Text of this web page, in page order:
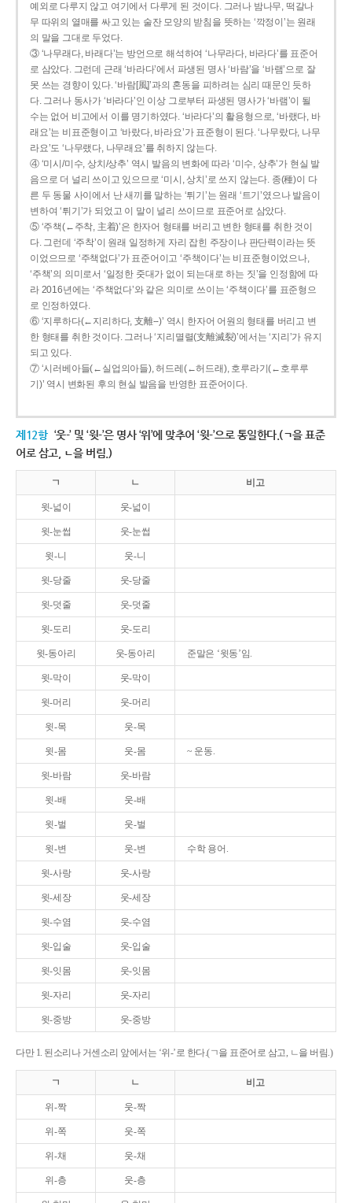
예외로 다루지 않고 여기에서 다루게 된 것이다. 그러나 밤나무, 떡갈나
무 따위의 열매를 싸고 있는 술잔 모양의 받침을 뜻하는 ‘깍정이’는 원래
의 말을 그대로 두었다.
③ ‘나무래다, 바래다’는 방언으로 해석하여 ‘나무라다, 바라다’를 표준어
로 삼았다. 그런데 근래 ‘바라다’에서 파생된 명사 ‘바람’을 ‘바램’으로 잘
못 쓰는 경향이 있다. ‘바람[風]’과의 혼동을 피하려는 심리 때문인 듯하
다. 그러나 동사가 ‘바라다’인 이상 그로부터 파생된 명사가 ‘바램’이 될
수는 없어 비고에서 이를 명기하였다. ‘바라다’의 활용형으로, ‘바랬다, 바
래요’는 비표준형이고 ‘바랐다, 바라요’가 표준형이 된다. ‘나무랐다, 나무
라요’도 ‘나무랬다, 나무래요’를 취하지 않는다.
④ ‘미시/미수, 상치/상추’ 역시 발음의 변화에 따라 ‘미수, 상추’가 현실 발
음으로 더 널리 쓰이고 있으므로 ‘미시, 상치’로 쓰지 않는다. 종(種)이 다
른 두 동물 사이에서 난 새끼를 말하는 ‘튀기’는 원래 ‘트기’였으나 발음이
변하여 ‘튀기’가 되었고 이 말이 널리 쓰이므로 표준어로 삼았다.
⑤ ‘주책(←주착, 主着)’은 한자어 형태를 버리고 변한 형태를 취한 것이
다. 그런데 ‘주착’이 원래 일정하게 자리 잡힌 주장이나 판단력이라는 뜻
이었으므로 ‘주책없다’가 표준어이고 ‘주책이다’는 비표준형이었으나,
‘주책’의 의미로서 ‘일정한 줏대가 없이 되는대로 하는 짓’을 인정함에 따
라 2016년에는 ‘주책없다’와 같은 의미로 쓰이는 ‘주책이다’를 표준형으
로 인정하였다.
⑥ ‘지루하다(←지리하다, 支離--)’ 역시 한자어 어원의 형태를 버리고 변
한 형태를 취한 것이다. 그러나 ‘지리멸렬(支離滅裂)’에서는 ‘지리’가 유지
되고 있다.
⑦ ‘시러베아들(←실업의아들), 허드레(←허드래), 호루라기(←호루루
기)’ 역시 변화된 후의 현실 발음을 반영한 표준어이다.
제12항 ‘웃-’ 및 ‘윗-’은 명사 ‘위’에 맞추어 ‘윗-’으로 통일한다.(ㄱ을 표준
어로 삼고, ㄴ을 버림.)
ㄱ ㄴ 비고
윗-넓이 웃-넓이
윗-눈썹 웃-눈썹
윗-니 웃-니
윗-당줄 웃-당줄
윗-덧줄 웃-덧줄
윗-도리 웃-도리
윗-동아리 웃-동아리 준말은 ‘윗동’임.
윗-막이 웃-막이
윗-머리 웃-머리
윗-목 웃-목
윗-몸 웃-몸 ~ 운동.
윗-바람 웃-바람
윗-배 웃-배
윗-벌 웃-벌
윗-변 웃-변 수학 용어.
윗-사랑 웃-사랑
윗-세장 웃-세장
윗-수염 웃-수염
윗-입술 웃-입술
윗-잇몸 웃-잇몸
윗-자리 웃-자리
윗-중방 웃-중방
다만 1. 된소리나 거센소리 앞에서는 ‘위-’로 한다.(ㄱ을 표준어로 삼고, ㄴ을 버림.)
ㄱ ㄴ 비고
위-짝 웃-짝
위-쪽 웃-쪽
위-채 웃-채
위-층 웃-층